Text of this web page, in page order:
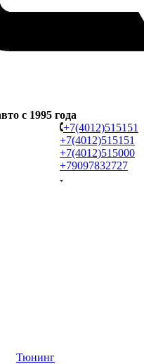
с 1995 года
+7(4012)515151
+7(4012)515151
+7(4012)515000
+79097832727
Тюнинг